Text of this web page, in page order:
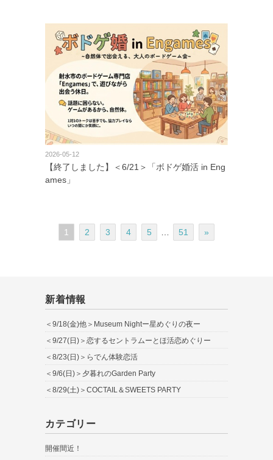
2026-05-12
【終了しました】＜6/21＞「ボドゲ婚活 in Eng
ames」
1 2 3 4 5 51 »
新着情報
＜9/18(金)他＞Museum Nightー星めぐりの夜ー
＜9/27(日)＞恋するセントラムーとほ活恋めぐりー
＜8/23(日)＞らでん体験恋活
＜9/6(日)＞夕暮れのGarden Party
＜8/29(土)＞COCTAIL＆SWEETS PARTY
カテゴリー
開催間近！